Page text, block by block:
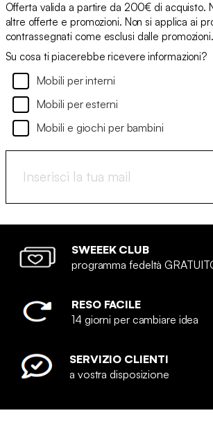
Offerta valida a partire da 200€ di acquisto.
altre offerte e promozioni. Non si applica ai
contrassegnati come esclusi dalle promozioni.
Su cosa ti piacerebbe ricevere informazioni?
Mobili per interni
Mobili per esterni
Mobili e giochi per bambini
SWEEEK CLUB
programma fedeltà
RESO FACILE
14 giorni per cambiare idea
SERVIZIO CLIENTI
a vostra disposizione